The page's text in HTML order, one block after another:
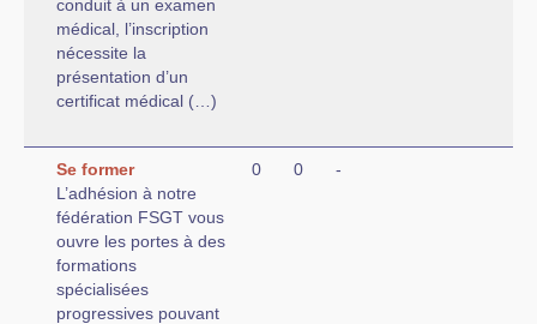
conduit à un examen
médical, l’inscription
nécessite la
présentation d’un
certificat médical (…)
Se former
L’adhésion à notre
fédération FSGT vous
ouvre les portes à des
formations
spécialisées
progressives pouvant
0 0 -